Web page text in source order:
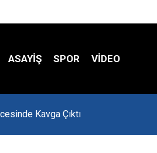
ASAYİŞ SPOR VIDEO
Kavga Çıktı